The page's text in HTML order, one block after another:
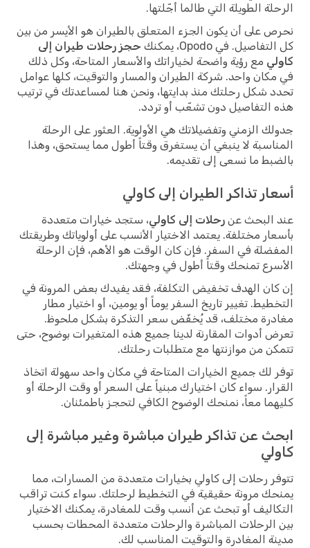
الرحلة الطويلة التي طالما أجّلتها.
نحرص على أن يكون الجزء المتعلق بالطيران هو الأيسر من بين
كل التفاصيل. في Opodo، يمكنك
حجز رحلات طيران إلى
كاولي مع رؤية واضحة لخياراتك والأسعار المتاحة، وكل ذلك
في مكان واحد. شركة الطيران والمسار والتوقيت، كلها عوامل
تحدد شكل رحلتك منذ بدايتها، ونحن هنا لمساعدتك في ترتيب
هذه التفاصيل دون تشعّب أو تردد.
جدولك الزمني وتفضيلاتك هي الأولوية. العثور على الرحلة
المناسبة لا ينبغي أن يستغرق وقتاً أطول مما يستحق، وهذا
بالضبط ما نسعى إلى تقديمه.
أسعار تذاكر الطيران إلى كاولي
عند البحث عن رحلات إلى كاولي، ستجد خيارات متعددة
بأسعار مختلفة. يعتمد الاختيار الأنسب على أولوياتك وطريقتك
المفضلة في السفر. فإن كان الوقت هو الأهم، فإن الرحلة
الأسرع تمنحك وقتاً أطول في وجهتك.
إن كان الهدف تخفيض التكلفة، فقد يفيدك بعض المرونة في
التخطيط. تغيير تاريخ السفر يوماً أو يومين، أو اختيار مطار
مغادرة مختلف، قد يُخفّض سعر التذكرة بشكل ملحوظ.
تعرض أدوات المقارنة لدينا جميع هذه المتغيرات بوضوح، حتى
تتمكن من موازنتها مع متطلبات رحلتك.
توفر لك جميع الخيارات المتاحة في مكان واحد سهولة اتخاذ
القرار. سواء كان اختيارك مبنياً على السعر أو وقت الرحلة أو
كليهما معاً، نمنحك الوضوح الكافي لتحجز باطمئنان.
ابحث عن تذاكر طيران مباشرة وغير مباشرة إلى
كاولي
تتوفر رحلات إلى كاولي بخيارات متعددة من المسارات، مما
يمنحك مرونة حقيقية في التخطيط لرحلتك. سواء كنت تراقب
التكاليف أو تبحث عن أنسب وقت للمغادرة، يمكنك الاختيار
بين الرحلات المباشرة والرحلات متعددة المحطات بحسب
مدينة المغادرة والتوقيت المناسب لك.